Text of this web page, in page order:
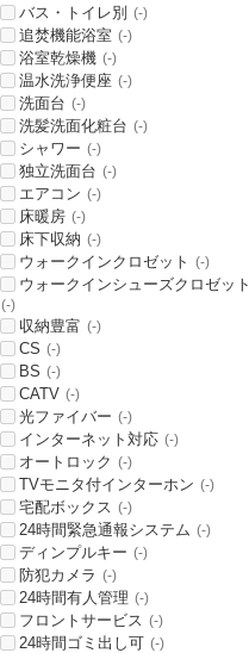
バス・トイレ別 (-)
追焚機能浴室 (-)
浴室乾燥機 (-)
温水洗浄便座 (-)
洗面台 (-)
洗髪洗面化粧台 (-)
シャワー (-)
独立洗面台 (-)
エアコン (-)
床暖房 (-)
床下収納 (-)
ウォークインクロゼット (-)
ウォークインシューズクロゼット
(-)
収納豊富 (-)
CS (-)
BS (-)
CATV (-)
光ファイバー (-)
インターネット対応 (-)
オートロック (-)
TVモニタ付インターホン (-)
宅配ボックス (-)
24時間緊急通報システム (-)
ディンプルキー (-)
防犯カメラ (-)
24時間有人管理 (-)
フロントサービス (-)
24時間ゴミ出し可 (-)